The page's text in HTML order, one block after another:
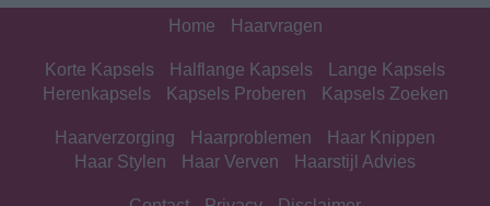
Home Haarvragen
Korte Kapsels Halflange Kapsels
Lange Kapsels
Herenkapsels
Kapsels Proberen Kapsels Zoeken
Haarverzorging Haarproblemen
Haar Knippen
Haar Stylen
Haar Verven Haarstijl Advies